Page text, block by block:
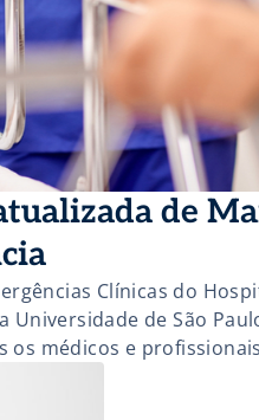
de
Clínicas do
de São
os médicos e